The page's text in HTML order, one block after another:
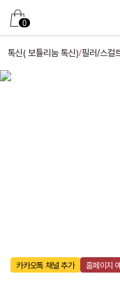
0
톡신( 보튤리눔 톡신)/필러/스컬
카카오톡 채널 추가 홈페이지